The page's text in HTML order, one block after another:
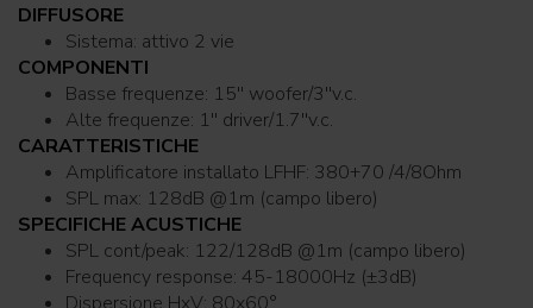
DIFFUSORE
Sistema: attivo 2 vie
COMPONENTI
Basse frequenze: 15'' woofer/3''v.c.
Alte frequenze: 1'' driver/1.7''v.c.
CARATTERISTICHE
Amplificatore installato LFHF: 380+70 /4/8Ohm
SPL max: 128dB @1m (campo libero)
SPECIFICHE ACUSTICHE
SPL cont/peak: 122/128dB @1m (campo libero)
Frequency response: 45-18000Hz (±3dB)